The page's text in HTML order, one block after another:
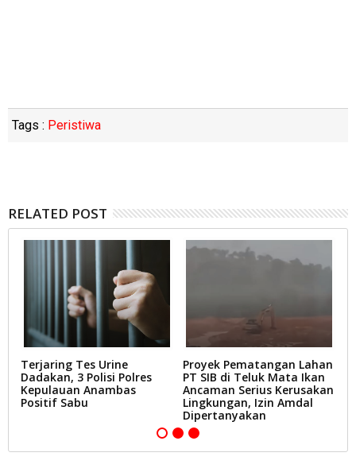
Tags : Peristiwa
RELATED POST
Terjaring Tes Urine
Dadakan, 3 Polisi Polres
Kepulauan Anambas
Positif Sabu
Proyek Pematangan Lahan
PT SIB di Teluk Mata Ikan
Ancaman Serius Kerusakan
Lingkungan, Izin Amdal
Dipertanyakan